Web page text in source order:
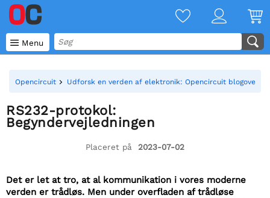
 Menu
Opencircuit Udforsk en verden af elektronik: Opencircuit blogoversigt
RS232-protokol:
Begyndervejledningen
Placeret på 2023-07-02
Det er let at tro, at al kommunikation i vores moderne
verden er trådløs. Men under overfladen af trådløse